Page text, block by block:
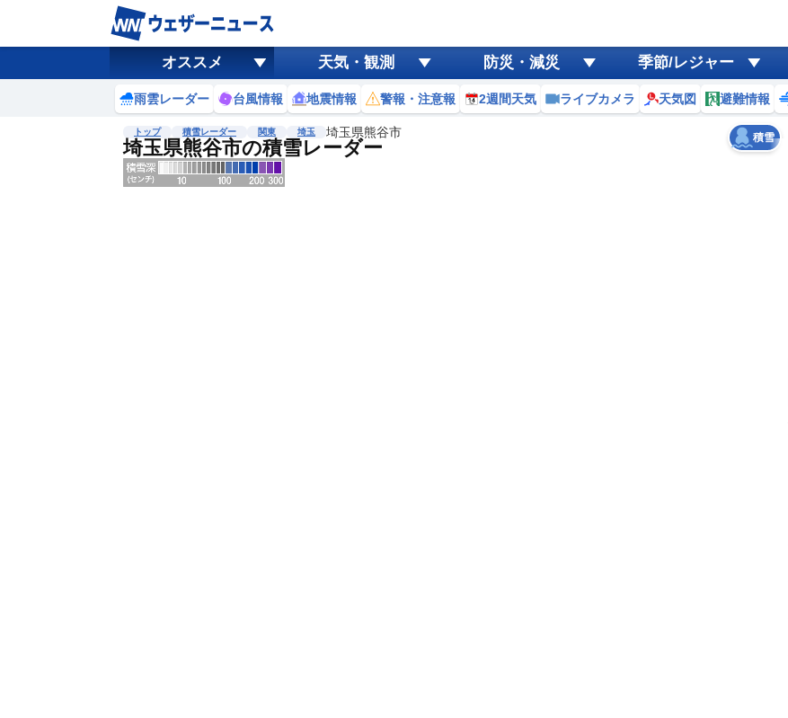
オススメ 天気・観測 防災・減災 季節/レジャー
雨雲レーダー 台風情報 地震情報 警報・注意報 2週間天気 ライブカメラ 天気図 避難情報
トップ 積雪レーダー 関東 埼玉 埼玉県熊谷市
埼玉県熊谷市の積雪レーダー 積雪
黄砂
天気 台風